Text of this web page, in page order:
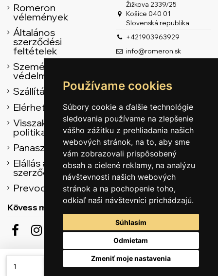
Používame cookies
Súbory cookie a ďalšie technológie
sledovania používame na zlepšenie
vášho zážitku z prehliadania našich
webových stránok, na to, aby sme
vám zobrazovali prispôsobený
obsah a cielené reklamy, na analýzu
návštevnosti našich webových
stránok a na pochopenie toho,
odkiaľ naši návštevníci prichádzajú.
Súhlasím
Odmietam
Zmeniť moje nastavenia
Hozzáadás a kosárhoz
Romeron
vélemények
Általános
szerződési
feltételek
Személyes adatok
védelme
Szállítás
Elérhetőség
Visszaküldési
politika
Panasz űrlap
Elállás az adásvételi
szerződéstől
Prevodník
Žižkova 2339/25
Košice 040 01
Slovenská republika
+421903963929
info@romeron.sk
Kövess minket
Feliratkozás a hírekre